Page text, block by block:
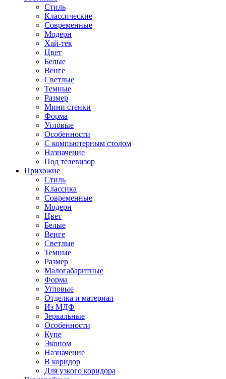
Стиль
Классические
Современные
Модерн
Хай-тек
Цвет
Белые
Венге
Светлые
Темные
Размер
Мини стенки
Форма
Угловые
Особенности
С компьютерным столом
Назначение
Под телевизор
Прихожие
Стиль
Классика
Современные
Модерн
Цвет
Белые
Венге
Светлые
Темные
Размер
Малогабаритные
Форма
Угловые
Отделка и материал
Из МДФ
Зеркальные
Особенности
Купе
Эконом
Назначение
В коридор
Для узкого коридора